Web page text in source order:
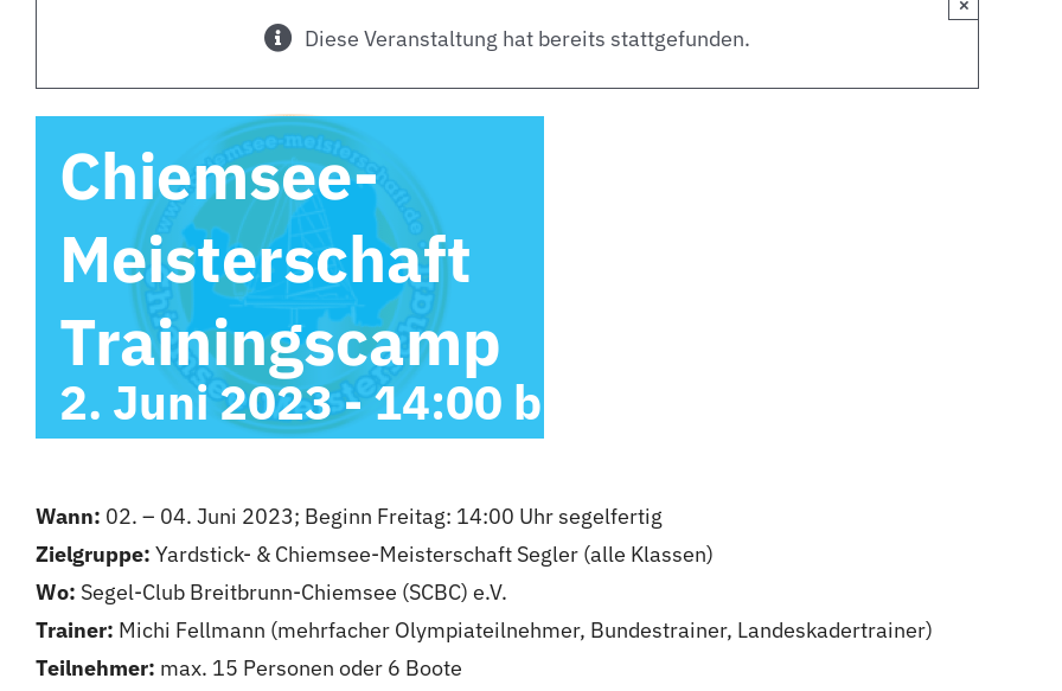
Diese Veranstaltung hat bereits stattgefunden.
×
Chiemsee-
Meisterschaft
Trainingscamp
2. Juni 2023 - 14:00 bis
Wann: 02. – 04. Juni 2023; Beginn Freitag: 14:00 Uhr segelfertig
Zielgruppe: Yardstick- & Chiemsee-Meisterschaft Segler (alle Klassen)
Wo: Segel-Club Breitbrunn-Chiemsee (SCBC) e.V.
Trainer: Michi Fellmann (mehrfacher Olympiateilnehmer, Bundestrainer, Landeskadertrainer)
Teilnehmer: max. 15 Personen oder 6 Boote